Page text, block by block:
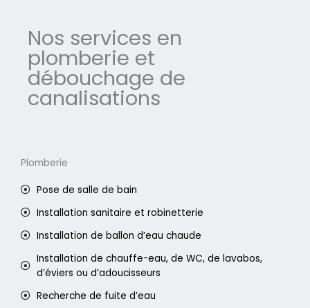
Nos services en
plomberie et
débouchage de
canalisations
Plomberie
Pose de salle de bain
Installation sanitaire et robinetterie
Installation de ballon d’eau chaude
Installation de chauffe-eau, de WC, de lavabos,
d’éviers ou d’adoucisseurs
Recherche de fuite d’eau